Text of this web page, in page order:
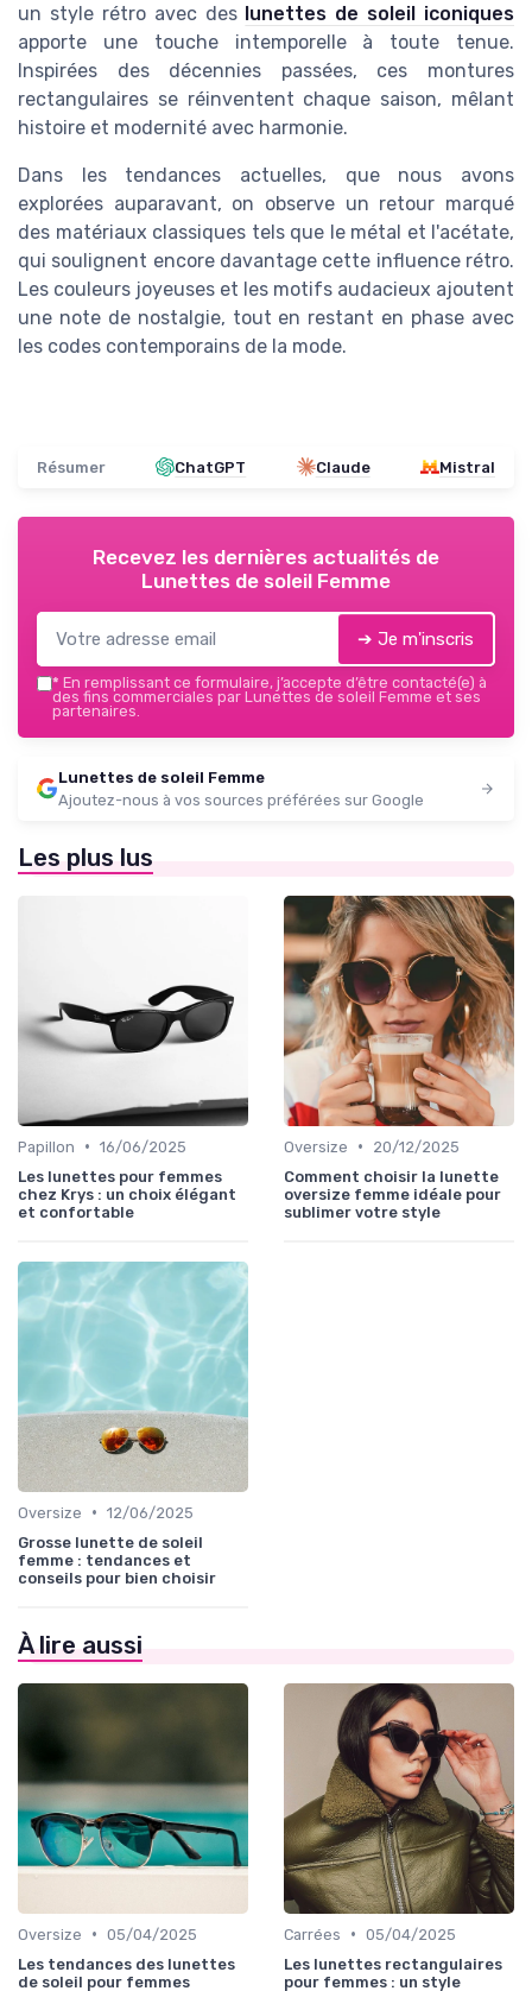
un style rétro avec des lunettes de soleil iconiques
apporte une touche intemporelle à toute tenue.
Inspirées des décennies passées, ces montures
rectangulaires se réinventent chaque saison, mêlant
histoire et modernité avec harmonie.
Dans les tendances actuelles, que nous avons
explorées auparavant, on observe un retour marqué
des matériaux classiques tels que le métal et l'acétate,
qui soulignent encore davantage cette influence rétro.
Les couleurs joyeuses et les motifs audacieux ajoutent
une note de nostalgie, tout en restant en phase avec
les codes contemporains de la mode.
Résumer ChatGPT Claude Mistral
Recevez les dernières actualités de
Lunettes de soleil Femme
➔ Je m'inscris
* En remplissant ce formulaire, j’accepte d’être contacté(e) à
des fins commerciales par Lunettes de soleil Femme et ses
partenaires.
Lunettes de soleil Femme
Ajoutez-nous à vos sources préférées sur Google
Les plus lus
Papillon • 16/06/2025
Les lunettes pour femmes
chez Krys : un choix élégant
et confortable
Oversize •
20/12/2025
Comment choisir la lunette
oversize femme idéale pour
sublimer votre style
Oversize • 12/06/2025
Grosse lunette de soleil
femme : tendances et
conseils pour bien choisir
À lire aussi
Oversize • 05/04/2025
Les tendances des lunettes
de soleil pour femmes
Carrées • 05/04/2025
Les lunettes rectangulaires
pour femmes : un style